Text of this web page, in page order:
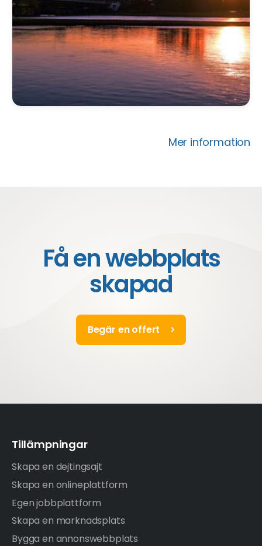
Mer information
Få en webbplats
skapad
Begär en offert
Tillämpningar
Skapa en dejtingsajt
Skapa en onlineplattform
Egen jobbplattform
Skapa en marknadsplats
Bygga en annonswebbplats